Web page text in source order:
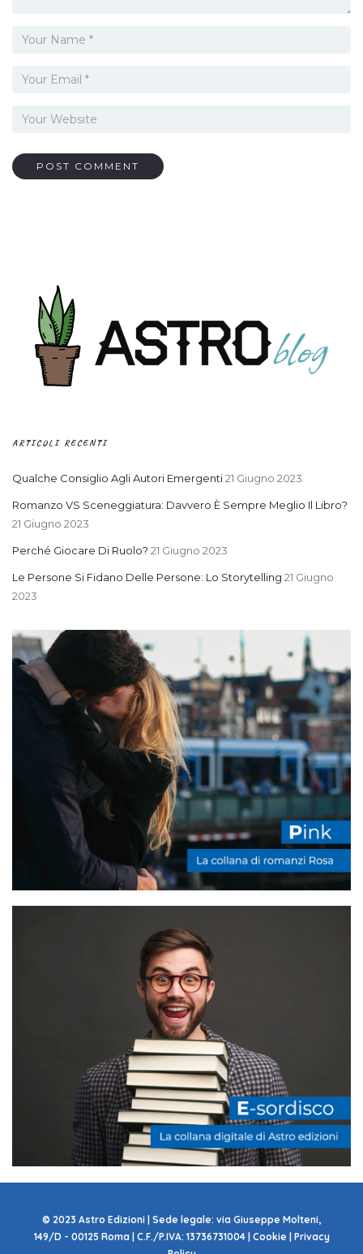
ARTICOLI RECENTI
Qualche Consiglio Agli Autori Emergenti21 Giugno 2023
Romanzo VS Sceneggiatura: Davvero È Sempre Meglio Il Libro?
21 Giugno 2023
Perché Giocare Di Ruolo? 21 Giugno 2023
Le Persone Si Fidano Delle Persone: Lo Storytelling 21 Giugno
2023
© 2023 Astro Edizioni | Sede legale: via Giuseppe Molteni,
149/D - 00125 Roma | C.F./P.IVA: 13736731004 | Cookie | Privacy